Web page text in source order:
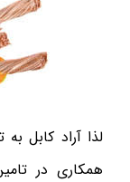
لذا آراد کابل
همکاری در